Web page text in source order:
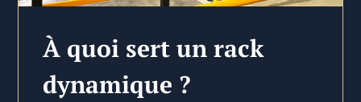
À quoi sert un rack
dynamique ?